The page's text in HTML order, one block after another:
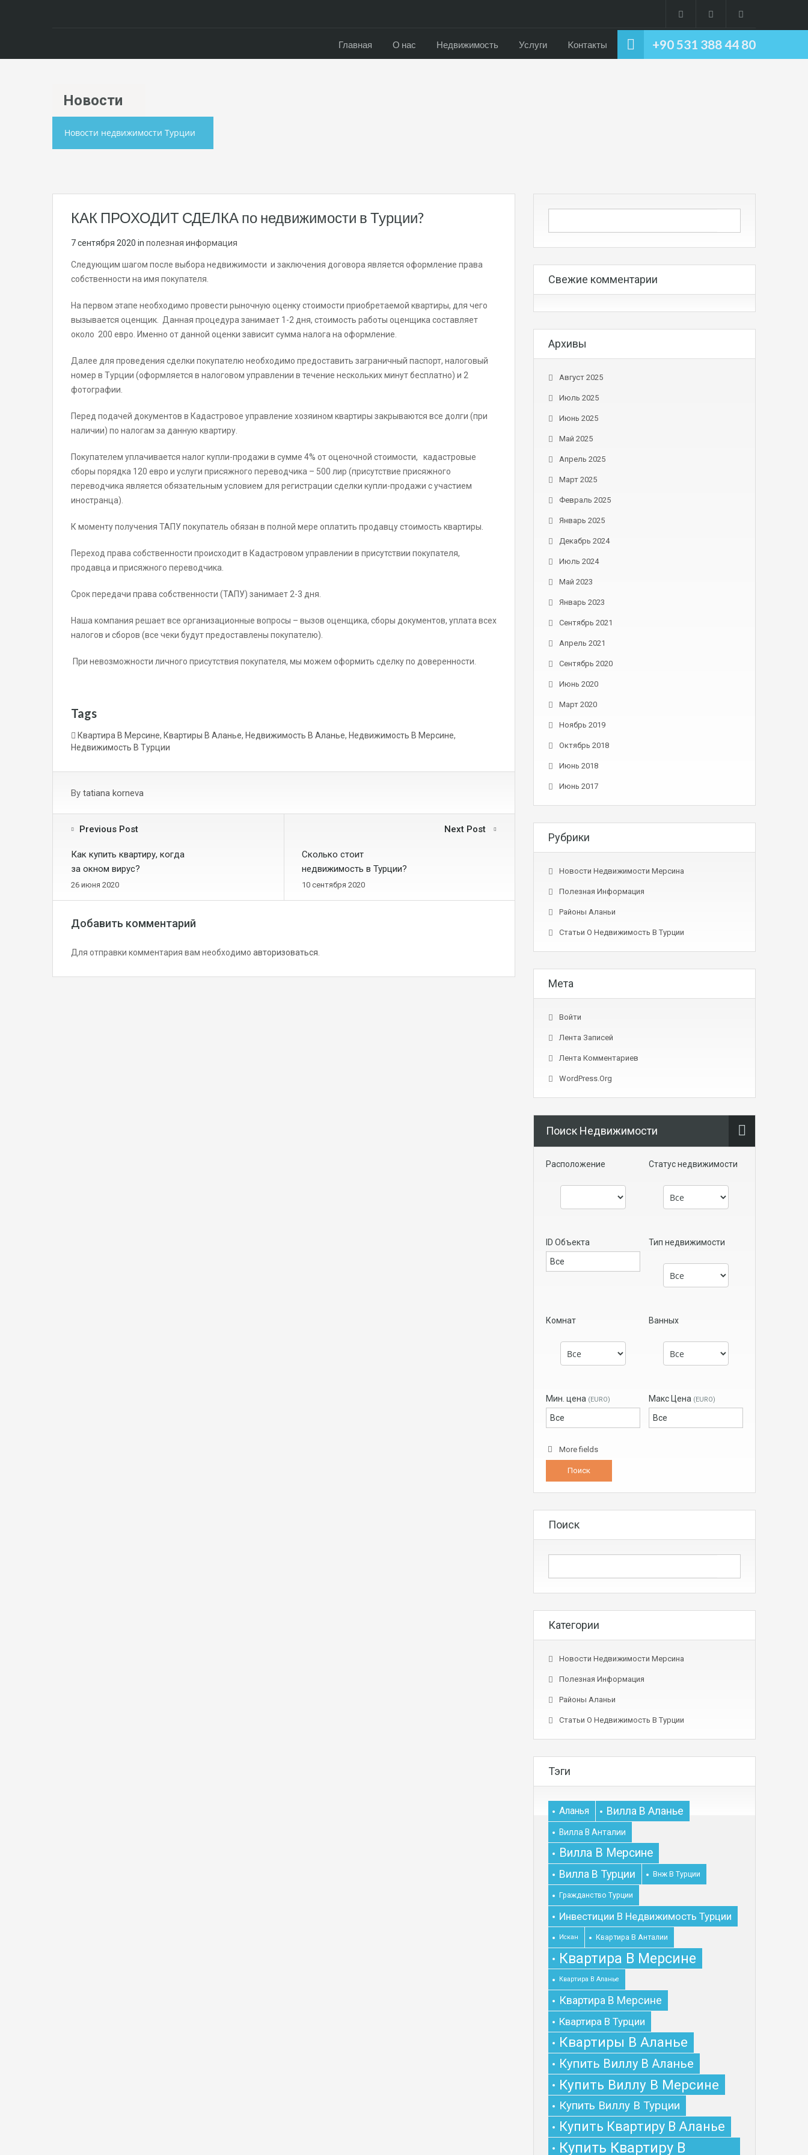
+90 531 388 44 80
Главная О нас Недвижимость Услуги Kонтакты
Hовости
Новости недвижимости Турции
КАК ПРОХОДИТ СДЕЛКА по недвижимости в Турции?
7 сентября 2020 in полезная информация
Следующим шагом после выбора недвижимости и заключения договора является оформление права
собственности на имя покупателя.
На первом этапе необходимо провести рыночную оценку стоимости приобретаемой квартиры, для чего
вызывается оценщик. Данная процедура занимает 1-2 дня, стоимость работы оценщика составляет
около 200 евро. Именно от данной оценки зависит сумма налога на оформление.
Далее для проведения сделки покупателю необходимо предоставить заграничный паспорт, налоговый
номер в Турции (оформляется в налоговом управлении в течение нескольких минут бесплатно) и 2
фотографии.
Перед подачей документов в Кадастровое управление хозяином квартиры закрываются все долги (при
наличии) по налогам за данную квартиру.
Покупателем уплачивается налог купли-продажи в сумме 4% от оценочной стоимости, кадастровые
сборы порядка 120 евро и услуги присяжного переводчика – 500 лир (присутствие присяжного
переводчика является обязательным условием для регистрации сделки купли-продажи с участием
иностранца).
К моменту получения ТАПУ покупатель обязан в полной мере оплатить продавцу стоимость квартиры.
Переход права собственности происходит в Кадастровом управлении в присутствии покупателя,
продавца и присяжного переводчика.
Срок передачи права собственности (ТАПУ) занимает 2-3 дня.
Наша компания решает все организационные вопросы – вызов оценщика, сборы документов, уплата всех
налогов и сборов (все чеки будут предоставлены покупателю).
При невозможности личного присутствия покупателя, мы можем оформить сделку по доверенности.
Tags
Квартира В Мерсине, Квартиры В Аланье, Недвижимость В Аланье, Недвижимость В Мерсине,
Недвижимость В Турции
By tatiana korneva
Previous Post
Как купить квартиру, когда
за окном вирус?
26 июня 2020
Next Post
Сколько стоит
недвижимость в Турции?
10 сентября 2020
Добавить комментарий
Для отправки комментария вам необходимо авторизоваться.
Свежие комментарии
Архивы
Август 2025
Июль 2025
Июнь 2025
Май 2025
Апрель 2025
Март 2025
Февраль 2025
Январь 2025
Декабрь 2024
Июль 2024
Май 2023
Январь 2023
Сентябрь 2021
Апрель 2021
Сентябрь 2020
Июнь 2020
Март 2020
Ноябрь 2019
Октябрь 2018
Июнь 2018
Июнь 2017
Рубрики
Новости Недвижимости Мерсина
Полезная Информация
Районы Аланьи
Статьи О Недвижимость В Турции
Мета
Войти
Лента Записей
Лента Комментариев
WordPress.org
Поиск Недвижимости
Расположение Статус недвижимости
ID Объекта Тип недвижимости
Комнат Ванных
Мин. цена (EURO) Макс Цена (EURO)
More fields
Поиск
Категории
Новости Недвижимости Мерсина
Полезная Информация
Районы Аланьи
Статьи О Недвижимость В Турции
Тэги
Аланья Вилла В Аланье
Вилла В Анталии
Вилла В Мерсине
Вилла В Турции Внж В Турции
Гражданство Турции
Инвестиции В Недвижимость Турции
Искан Квартира В Анталии
Квартира В Мерсине
Квартира В Аланье
Квартира В Мерсине
Квартира В Турции
Квартиры В Аланье
Купить Виллу В Аланье
Купить Виллу В Мерсине
Купить Виллу В Турции
Купить Квартиру В Аланье
Купить Квартиру В